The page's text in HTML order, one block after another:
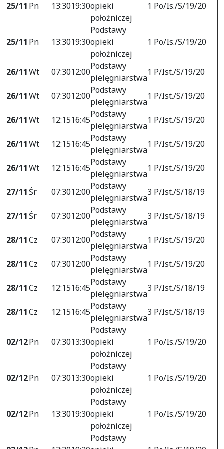
25/11 Pn 13:3019:30opieki
położniczej
1 Po/Is./S/19/20
25/11 Pn 13:3019:30
Podstawy
opieki
położniczej
1 Po/Is./S/19/20
26/11Wt 07:3012:00
Podstawy
pielęgniarstwa
1 P/Ist./S/19/20
26/11Wt 07:3012:00
Podstawy
pielęgniarstwa
1 P/Ist./S/19/20
26/11Wt 12:1516:45
Podstawy
pielęgniarstwa
1 P/Ist./S/19/20
26/11Wt 12:1516:45
Podstawy
pielęgniarstwa
1 P/Ist./S/19/20
26/11Wt 12:1516:45
Podstawy
pielęgniarstwa
1 P/Ist./S/19/20
27/11Śr 07:3012:00
Podstawy
pielęgniarstwa
3 P/Ist./S/18/19
27/11Śr 07:3012:00
Podstawy
pielęgniarstwa
3 P/Ist./S/18/19
28/11Cz 07:3012:00
Podstawy
pielęgniarstwa
1 P/Ist./S/19/20
28/11Cz 07:3012:00
Podstawy
pielęgniarstwa
1 P/Ist./S/19/20
28/11Cz 12:1516:45
Podstawy
pielęgniarstwa
3 P/Ist./S/18/19
28/11Cz 12:1516:45
Podstawy
pielęgniarstwa
3 P/Ist./S/18/19
02/12Pn 07:3013:30
Podstawy
opieki
położniczej
1 Po/Is./S/19/20
02/12Pn 07:3013:30
Podstawy
opieki
położniczej
1 Po/Is./S/19/20
02/12Pn 13:3019:30
Podstawy
opieki
położniczej
1 Po/Is./S/19/20
Podstawy